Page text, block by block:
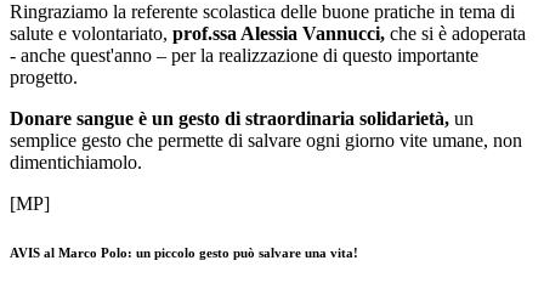
Ringraziamo la referente scolastica delle buone pratiche in tema di
salute e volontariato, prof.ssa Alessia Vannucci, che si è adoperata
- anche quest'anno – per la realizzazione di questo importante
progetto.
Donare sangue è un gesto di straordinaria solidarietà, un
semplice gesto che permette di salvare ogni giorno vite umane, non
dimentichiamolo.
[MP]
AVIS al Marco Polo: un piccolo gesto può salvare una vita!